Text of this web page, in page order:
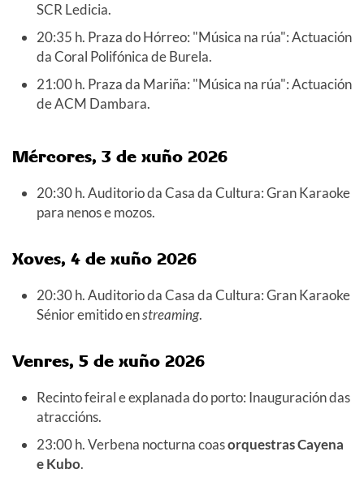
SCR Ledicia.
20:35 h. Praza do Hórreo: "Música na rúa": Actuación
da Coral Polifónica de Burela.
21:00 h. Praza da Mariña: "Música na rúa": Actuación
de ACM Dambara.
Mércores, 3 de xuño 2026
20:30 h. Auditorio da Casa da Cultura: Gran Karaoke
para nenos e mozos.
Xoves, 4 de xuño 2026
20:30 h. Auditorio da Casa da Cultura: Gran Karaoke
Sénior emitido enstreaming.
Venres, 5 de xuño 2026
Recinto feiral e explanada do porto: Inauguración das
atraccións.
23:00 h. Verbena nocturna coasorquestras Cayena
e Kubo.